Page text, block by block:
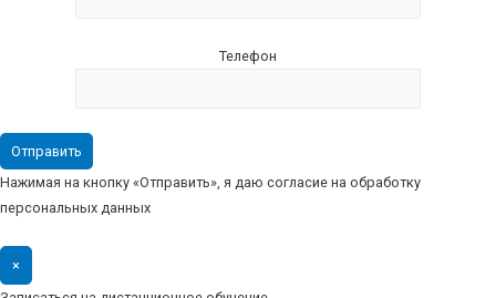
Телефон
Нажимая на кнопку «Отправить», я даю согласие на обработку
персональных данных
×